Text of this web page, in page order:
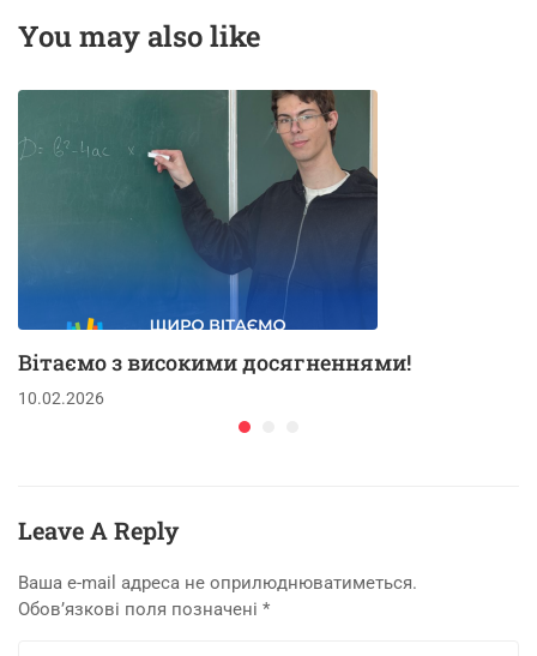
You may also like
Вітаємо з високими досягненнями!
10.02.2026
Leave A Reply
Ваша e-mail адреса не оприлюднюватиметься.
Обов’язкові поля позначені *